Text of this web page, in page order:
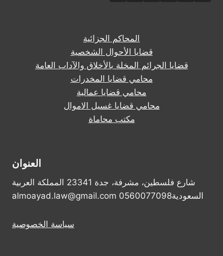
المحاكم الجزائية
قضايا الأحوال الشخصية
قضايا الجرائم المخلة بالأخلاق والآداب العامة
محامي قضايا المخدرات
محامي قضايا عمالية
محامي قضايا غسيل الاموال
مكتب محاماة
العنوان
شارع فلسطين، مشرفة، جدة 23341 المملكة العربية
السعودية0560077098 almoayad.law@gmail.com
سياسة الخصوصية